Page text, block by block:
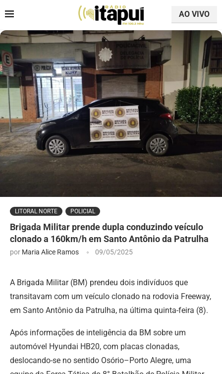
AO VIVO
LITORAL NORTE POLICIAL
Brigada Militar prende dupla conduzindo veículo
clonado a 160km/h em Santo Antônio da Patrulha
por Maria Alice Ramos 09/05/2025
A Brigada Militar (BM) prendeu dois indivíduos que
transitavam com um veículo clonado na rodovia Freeway,
em Santo Antônio da Patrulha, na última quinta-feira (8).
Após informações de inteligência da BM sobre um
automóvel Hyundai HB20, com placas clonadas,
deslocando-se no sentido Osório–Porto Alegre, uma